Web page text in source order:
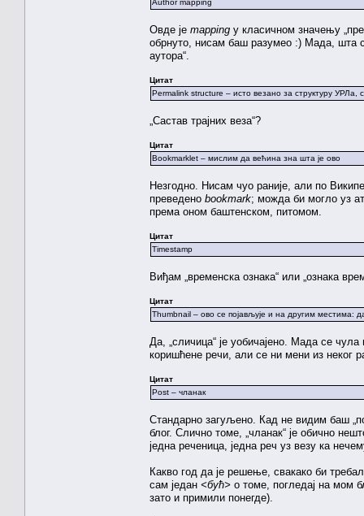
Author mapping
Овде је mapping у класичном значењу
обрнуто, нисам баш разумео :) Мада, шта
аутора“.
Цитат
Permalink structure – исто везано за структуру
„Састав трајних веза“?
Цитат
Bookmarklet – мислим да већина зна шта је ово
Незгодно. Нисам чуо раније, али по
преведено bookmark; можда би могло уз
према оном баштенском, питомом.
Цитат
Timestamp
Виђам „временска ознака“ или „ознака
Цитат
Thumbnail – ово се појављује и на другим местима:
Да, „сличица“ је уобичајено. Мада се
коришћене речи, али се ни мени из неког
Цитат
Post – чланак
Стандарно загуљено. Кад не видим баш
блог. Слично томе, „чланак“ је обично
једна реченица, једна реч уз везу ка
Какво год да је решење, свакако би
сам један <бућ> о томе, погледај на мом
зато и примили понегде).